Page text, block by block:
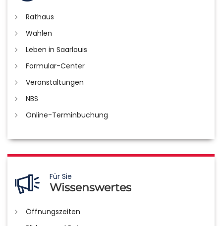
Rathaus
Wahlen
Leben in Saarlouis
Formular-Center
Veranstaltungen
NBS
Online-Terminbuchung
Für Sie
Wissenswertes
Öffnungszeiten